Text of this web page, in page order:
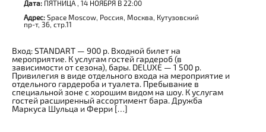
Дата: ПЯТНИЦА , 14 НОЯБРЯ В 22:00
Адрес: Space Moscow, Россия, Москва, Кутузовский
пр-т, 36, стр.11
Вход: STANDART — 900 р. Входной билет на
мероприятие. К услугам гостей гардероб (в
зависимости от сезона), бары. DELUXE — 1 500 р.
Привилегия в виде отдельного входа на мероприятие и
отдельного гардероба и туалета. Пребывание в
специальной зоне с хорошим видом на шоу. К услугам
гостей расширенный ассортимент бара. Дружба
Маркуса Шульца и Ферри […]